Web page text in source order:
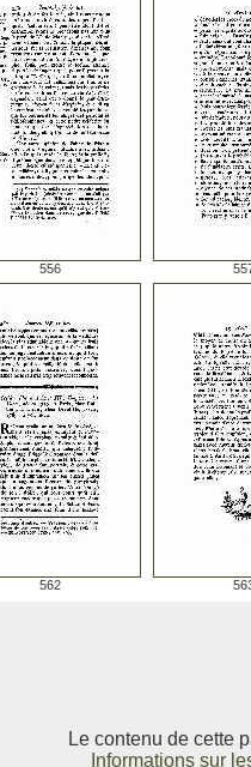
556
562
Le contenu de cette
Informations sur